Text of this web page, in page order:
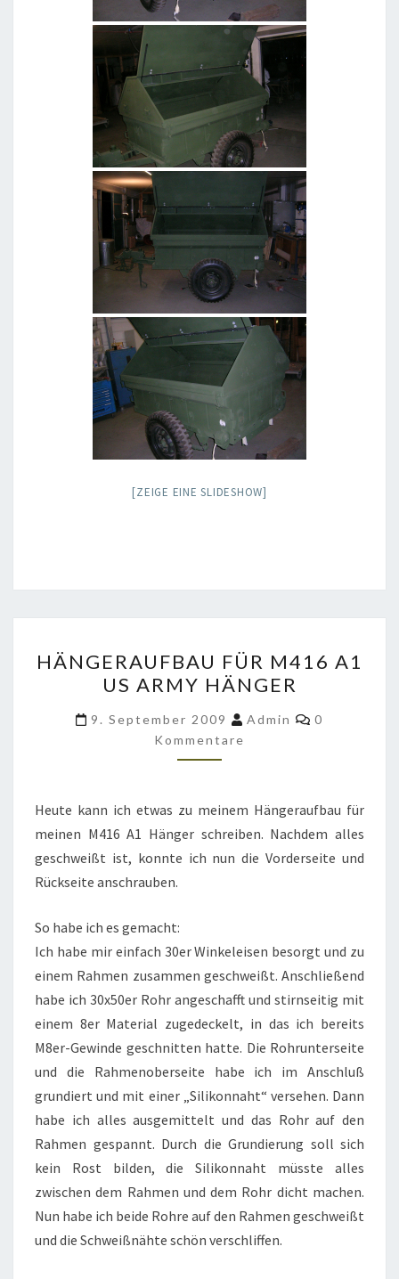
[ZEIGE EINE SLIDESHOW]
FÜR
M416
A1
US
ARMY
HÄNGERAUFBAU FÜR M416 A1
US ARMY HÄNGER
9. September 2009 Admin
0
Kommentare
Heute kann ich etwas zu meinem Hängeraufbau für
meinen M416 A1 Hänger schreiben. Nachdem alles
geschweißt ist, konnte ich nun die Vorderseite und
Rückseite anschrauben.
So habe ich es gemacht:
Ich habe mir einfach 30er Winkeleisen besorgt und zu
einem Rahmen zusammen geschweißt. Anschließend
habe ich 30x50er Rohr angeschafft und stirnseitig mit
einem 8er Material zugedeckelt, in das ich bereits
M8er-Gewinde geschnitten hatte. Die Rohrunterseite
und die Rahmenoberseite habe ich im Anschluß
grundiert und mit einer „Silikonnaht“ versehen. Dann
habe ich alles ausgemittelt und das Rohr auf den
Rahmen gespannt. Durch die Grundierung soll sich
kein Rost bilden, die Silikonnaht müsste alles
zwischen dem Rahmen und dem Rohr dicht machen.
Nun habe ich beide Rohre auf den Rahmen geschweißt
und die Schweißnähte schön verschliffen.